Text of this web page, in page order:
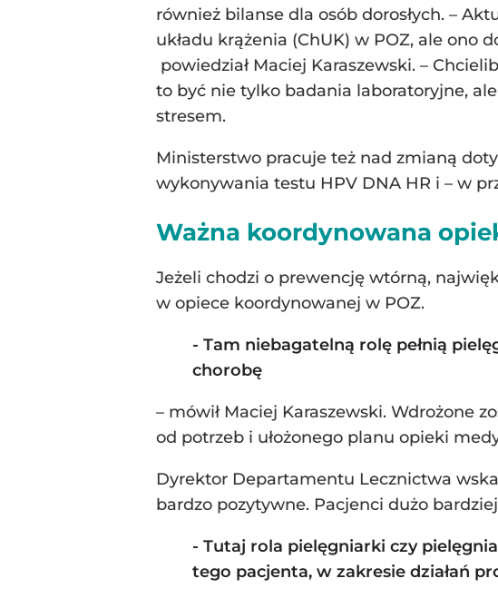
również bilanse dla osób dorosłych. –
układu krążenia (ChUK) w POZ, ale ono
powiedział Maciej Karaszewski. –
to być nie tylko badania laboratoryjne,
stresem.
Ministerstwo pracuje też nad zmianą
wykonywania testu HPV DNA HR i – w
Ważna koordynowana
Jeżeli chodzi o prewencję wtórną,
w opiece koordynowanej w POZ.
- Tam niebagatelną rolę pełnią
chorobę
– mówił Maciej Karaszewski. Wdrożone
od potrzeb i ułożonego planu opieki
Dyrektor Departamentu Lecznictwa
bardzo pozytywne. Pacjenci dużo
- Tutaj rola pielęgniarki czy
tego pacjenta, w zakresie działań